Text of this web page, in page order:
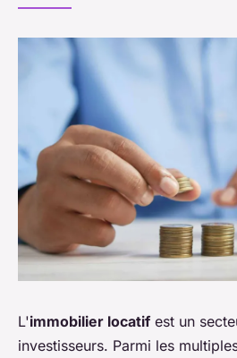
L'immobilier locatif est un
investisseurs. Parmi les